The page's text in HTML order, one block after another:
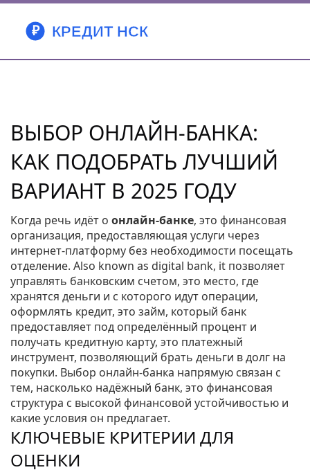
ВЫБОР ОНЛАЙН‑БАНКА:
КАК ПОДОБРАТЬ ЛУЧШИЙ
ВАРИАНТ В 2025 ГОДУ
Когда речь идёт о онлайн‑банке, это финансовая
организация, предоставляющая услуги через
интернет‑платформу без необходимости посещать
отделение. Also known as digital bank, it позволяет
управлять банковским счетом, это место, где
хранятся деньги и с которого идут операции,
оформлять кредит, это займ, который банк
предоставляет под определённый процент и
получать кредитную карту, это платежный
инструмент, позволяющий брать деньги в долг на
покупки. Выбор онлайн‑банка напрямую связан с
тем, насколько надёжный банк, это финансовая
структура с высокой финансовой устойчивостью и
какие условия он предлагает.
КЛЮЧЕВЫЕ КРИТЕРИИ ДЛЯ
ОЦЕНКИ